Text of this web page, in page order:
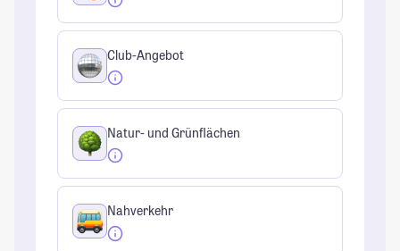
Club-Angebot
Natur- und Grünflächen
Nahverkehr